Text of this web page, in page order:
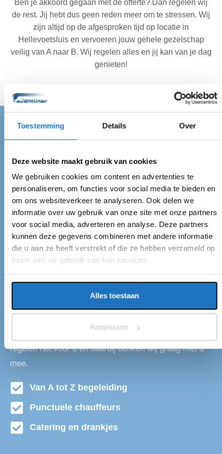
Toestemming Details Over
Deze website maakt gebruik van cookies
We gebruiken cookies om content en advertenties te
personaliseren, om functies voor social media te bieden en
om ons websiteverkeer te analyseren. Ook delen we
informatie over uw gebruik van onze site met onze partners
voor social media, adverteren en analyse. Deze partners
kunnen deze gegevens combineren met andere informatie
die u aan ze heeft verstrekt of die ze hebben verzameld op
basis van uw gebruik van hun services.
Alles toestaan
Aanpassen
Ben je akkoord gegaan met de offerte? Dan regelen wij
de rest. Jij hebt dus geen reden meer om te stressen. Wij
zijn altijd op de afgesproken tijd op locatie in
Hellevoetsluis en vervoeren jouw gehele gezelschap
veilig van A naar B. Wij regelen alles en jij kan van je dag
genieten!
Touringcarbedrijf in
Hellevoetsluis
Als u op zoekt bent naar een touringcar in
Hellevoetsluis, dan bent u bij ons aan het juiste adres.
Eventliner Tours is een touringcarbedrijf met een
standplaats in Hellevoetsluis. Wij vervoeren op
duurzame wijze passagiers door het gehele land,
bedrijfsfeest of een schoolreis voor de hele school, wij
regelen het voor u en daarbij denken wij graag met u
mee.
Van A tot Z begeleiding
Punctuele chauffeurs
Catering en drankjes